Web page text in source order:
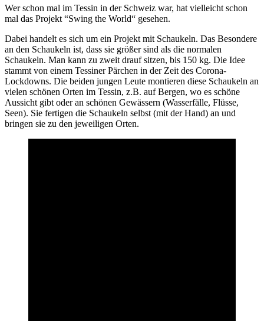
Wer schon mal im Tessin in der Schweiz war, hat vielleicht schon
mal das Projekt “Swing the World“ gesehen.
Dabei handelt es sich um ein Projekt mit Schaukeln. Das Besondere
an den Schaukeln ist, dass sie größer sind als die normalen
Schaukeln. Man kann zu zweit drauf sitzen, bis 150 kg. Die Idee
stammt von einem Tessiner Pärchen in der Zeit des Corona-
Lockdowns. Die beiden jungen Leute montieren diese Schaukeln an
vielen schönen Orten im Tessin, z.B. auf Bergen, wo es schöne
Aussicht gibt oder an schönen Gewässern (Wasserfälle, Flüsse,
Seen). Sie fertigen die Schaukeln selbst (mit der Hand) an und
bringen sie zu den jeweiligen Orten.